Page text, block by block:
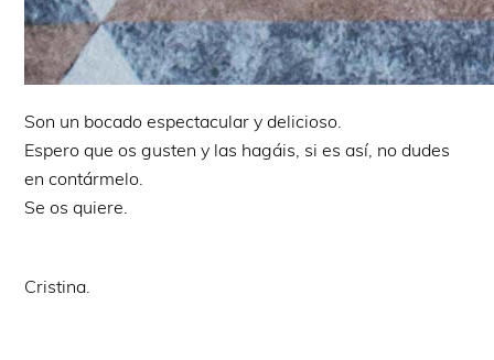
Son un bocado espectacular y delicioso.
Espero que os gusten y las hagáis, si es así, no dudes
en contármelo.
Se os quiere.
Cristina.